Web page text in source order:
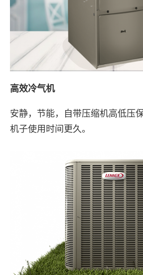
高效冷气机
安静，节能，自带压缩机高低压
机子使用时间更久。